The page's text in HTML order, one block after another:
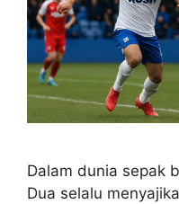
Dalam dunia sepak
Dua selalu